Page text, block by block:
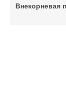
Внекорневая